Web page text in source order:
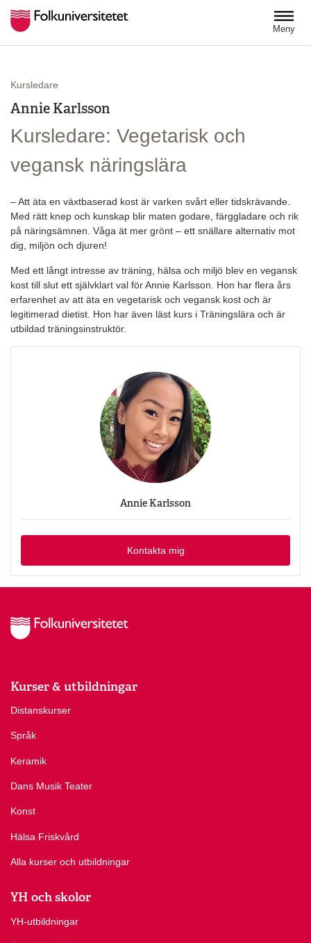
Meny
Kursledare
Annie Karlsson
Kursledare: Vegetarisk och
vegansk näringslära
– Att äta en växtbaserad kost är varken svårt eller tidskrävande.
Med rätt knep och kunskap blir maten godare, färggladare och rik
på näringsämnen. Våga ät mer grönt – ett snällare alternativ mot
dig, miljön och djuren!
Med ett långt intresse av träning, hälsa och miljö blev en vegansk
kost till slut ett självklart val för Annie Karlsson. Hon har flera års
erfarenhet av att äta en vegetarisk och vegansk kost och är
legitimerad dietist. Hon har även läst kurs i Träningslära och är
utbildad träningsinstruktör.
Annie Karlsson
Kontakta mig
Kurser & utbildningar
Distanskurser
Språk
Keramik
Dans Musik Teater
Konst
Hälsa Friskvård
Alla kurser och utbildningar
YH och skolor
YH-utbildningar